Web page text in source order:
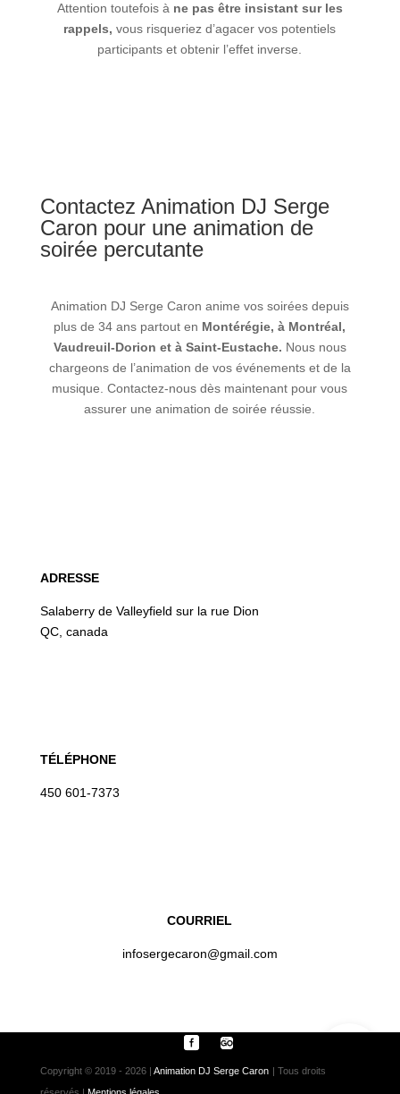
Attention toutefois à ne pas être insistant sur les
rappels,vous risqueriez d’agacer vos potentiels
participants et obtenir l’effet inverse.
Contactez Animation DJ Serge
Caron pour une animation de
soirée percutante
Animation DJ Serge Caron anime vos soirées depuis
plus de 34 ans partout en Montérégie, à Montréal,
Vaudreuil-Dorion et à Saint-Eustache. Nous nous
chargeons de l’animation de vos événements et de la
musique. Contactez-nous dès maintenant pour vous
assurer une animation de soirée réussie.
ADRESSE
Salaberry de Valleyfield sur la rue Dion
QC, canada
TÉLÉPHONE
450 601-7373
COURRIEL
infosergecaron@gmail.com
Copyright © 2019 - 2026 | Animation DJ Serge Caron | Tous droits